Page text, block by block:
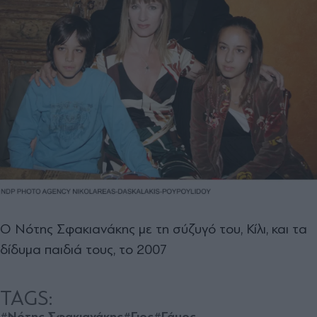
Ο Νότης Σφακιανάκης με τη σύζυγό του, Κίλι, και τα
δίδυμα παιδιά τους, το 2007
TAGS: